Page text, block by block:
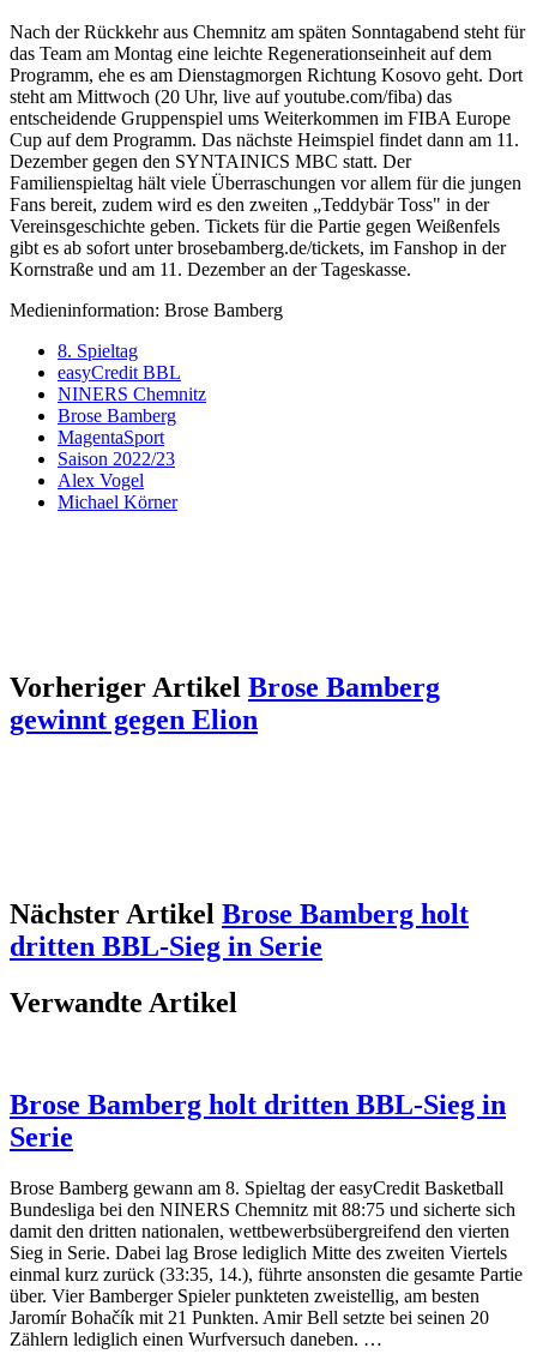
Nach der Rückkehr aus Chemnitz am späten Sonntagabend steht für
das Team am Montag eine leichte Regenerationseinheit auf dem
Programm, ehe es am Dienstagmorgen Richtung Kosovo geht. Dort
steht am Mittwoch (20 Uhr, live auf youtube.com/fiba) das
entscheidende Gruppenspiel ums Weiterkommen im FIBA Europe
Cup auf dem Programm. Das nächste Heimspiel findet dann am 11.
Dezember gegen den SYNTAINICS MBC statt. Der
Familienspieltag hält viele Überraschungen vor allem für die jungen
Fans bereit, zudem wird es den zweiten „Teddybär Toss" in der
Vereinsgeschichte geben. Tickets für die Partie gegen Weißenfels
gibt es ab sofort unter brosebamberg.de/tickets, im Fanshop in der
Kornstraße und am 11. Dezember an der Tageskasse.
Medieninformation: Brose Bamberg
8. Spieltag
easyCredit BBL
NINERS Chemnitz
Brose Bamberg
MagentaSport
Saison 2022/23
Alex Vogel
Michael Körner
Vorheriger Artikel Brose Bamberg
gewinnt gegen Elion
Nächster Artikel Brose Bamberg holt
dritten BBL-Sieg in Serie
Verwandte Artikel
Brose Bamberg holt dritten BBL-Sieg in
Serie
Brose Bamberg gewann am 8. Spieltag der easyCredit Basketball
Bundesliga bei den NINERS Chemnitz mit 88:75 und sicherte sich
damit den dritten nationalen, wettbewerbsübergreifend den vierten
Sieg in Serie. Dabei lag Brose lediglich Mitte des zweiten Viertels
einmal kurz zurück (33:35, 14.), führte ansonsten die gesamte Partie
über. Vier Bamberger Spieler punkteten zweistellig, am besten
Jaromír Bohačík mit 21 Punkten. Amir Bell setzte bei seinen 20
Zählern lediglich einen Wurfversuch daneben. …